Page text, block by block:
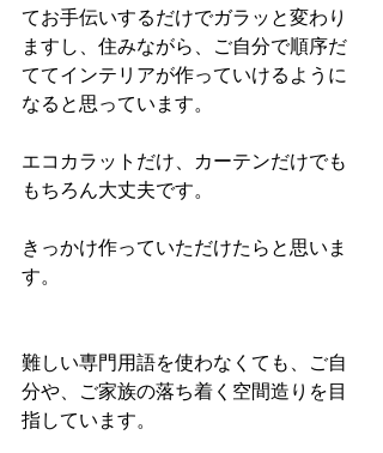
てお手伝いするだけでガラッと変わり
ますし、住みながら、ご自分で順序だ
ててインテリアが作っていけるように
なると思っています。
エコカラットだけ、カーテンだけでも
もちろん大丈夫です。
きっかけ作っていただけたらと思いま
す。
難しい専門用語を使わなくても、ご自
分や、ご家族の落ち着く空間造りを目
指しています。